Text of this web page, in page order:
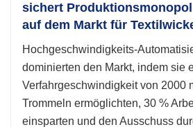
sichert
auf dem Markt für
Hochgeschwindigkeits-
dominierten den Markt, indem sie
Verfahrgeschwindigkeit von 2000
Trommeln ermöglichten, 30 %
einsparten und den Ausschuss